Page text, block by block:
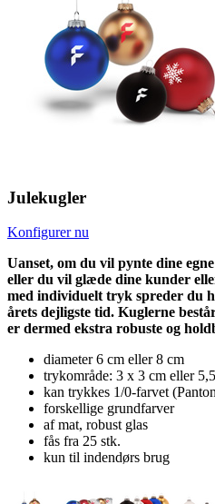
Julekugler
Konfigurer nu
Uanset, om du vil pynte dine
eller du vil glæde dine kunder
med individuelt tryk spreder du
årets dejligste tid. Kuglerne
er dermed ekstra robuste og
diameter 6 cm eller 8 cm
trykområde: 3 x 3 cm eller
kan trykkes 1/0-farvet
forskellige grundfarver
af mat, robust glas
fås fra 25 stk.
kun til indendørs brug